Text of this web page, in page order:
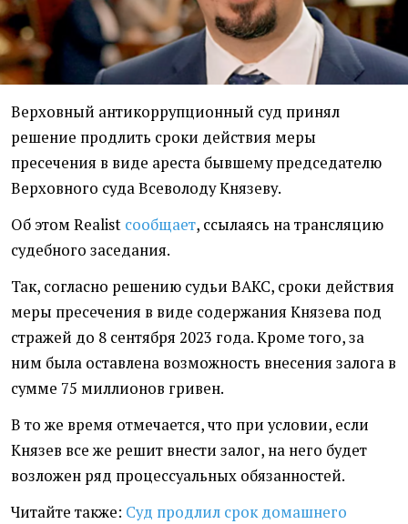
Верховный антикоррупционный суд принял
решение продлить сроки действия меры
пресечения в виде ареста бывшему председателю
Верховного суда Всеволоду Князеву.
Об этом Realist сообщает, ссылаясь на трансляцию
судебного заседания.
Так, согласно решению судьи ВАКС, сроки действия
меры пресечения в виде содержания Князева под
стражей до 8 сентября 2023 года. Кроме того, за
ним была оставлена возможность внесения залога в
сумме 75 миллионов гривен.
В то же время отмечается, что при условии, если
Князев все же решит внести залог, на него будет
возложен ряд процессуальных обязанностей.
Читайте также: Суд продлил срок домашнего